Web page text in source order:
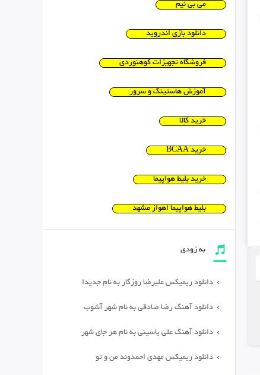
می بی نیم
دانلود بازی اندروید
فروشگاه تجهیزات کوهنوردی
آموزش هاستینگ و سرور
خرید کالا
خرید BCAA
خرید بلیط هواپیما
بلیط هواپیما اهواز مشهد
به زودی
دانلود ریمیکس علیرضا روزگار به نام جدیدا
دانلود آهنگ رضا صادقی به نام شهر آشوب
دانلود آهنگ علی یاسینی به نام هر جای شهر
دانلود ریمیکس مهدی احمدوند من و تو